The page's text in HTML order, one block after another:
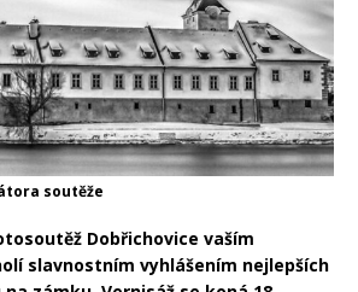
soutěže
Dobřichovice vaším
slavnostním vyhlášením nejlepších